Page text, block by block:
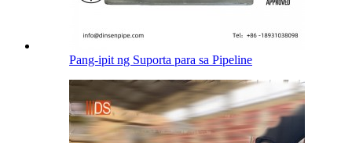
Pang-ipit ng Suporta para sa Pipeline